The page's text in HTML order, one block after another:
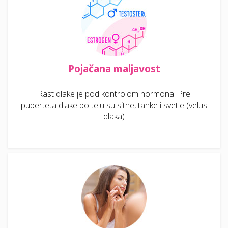
Pojačana maljavost
Rast dlake je pod kontrolom hormona. Pre
puberteta dlake po telu su sitne, tanke i svetle (velus
dlaka)